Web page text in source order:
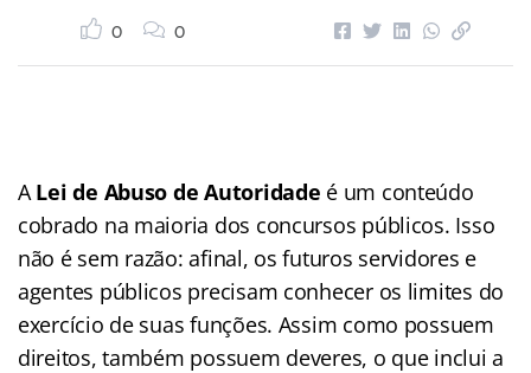
0 0
ALei de Abuso de Autoridade é um conteúdo
cobrado na maioria dos concursos públicos. Isso
não é sem razão: afinal, os futuros servidores e
agentes públicos precisam conhecer os limites do
exercício de suas funções. Assim como possuem
direitos, também possuem deveres, o que inclui a